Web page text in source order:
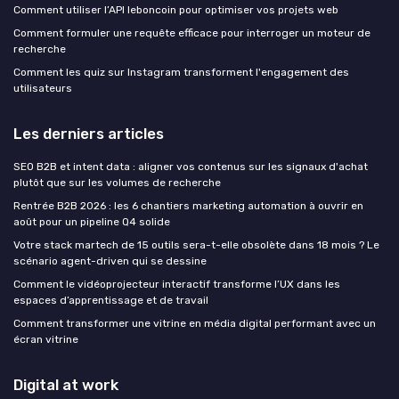
Comment utiliser l’API leboncoin pour optimiser vos projets web
Comment formuler une requête efficace pour interroger un moteur de
recherche
Comment les quiz sur Instagram transforment l'engagement des
utilisateurs
Les derniers articles
SEO B2B et intent data : aligner vos contenus sur les signaux d'achat
plutôt que sur les volumes de recherche
Rentrée B2B 2026 : les 6 chantiers marketing automation à ouvrir en
août pour un pipeline Q4 solide
Votre stack martech de 15 outils sera-t-elle obsolète dans 18 mois ? Le
scénario agent-driven qui se dessine
Comment le vidéoprojecteur interactif transforme l’UX dans les
espaces d’apprentissage et de travail
Comment transformer une vitrine en média digital performant avec un
écran vitrine
Digital at work